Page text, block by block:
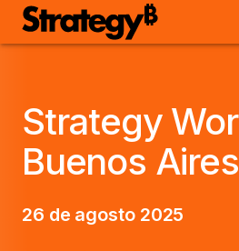
Strategy
Buenos
26 de agosto 2025